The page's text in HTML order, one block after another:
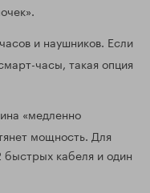
и наушников. Если
часы, такая опция
«медленно
мощность. Для
кабеля и один